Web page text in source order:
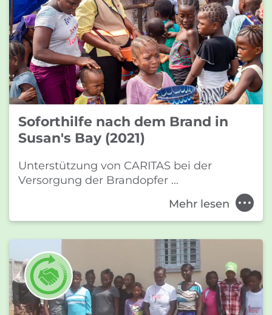
Soforthilfe nach dem Brand in
Susan's Bay (2021)
Unterstützung von CARITAS bei der
Versorgung der Brandopfer ...
Mehr lesen